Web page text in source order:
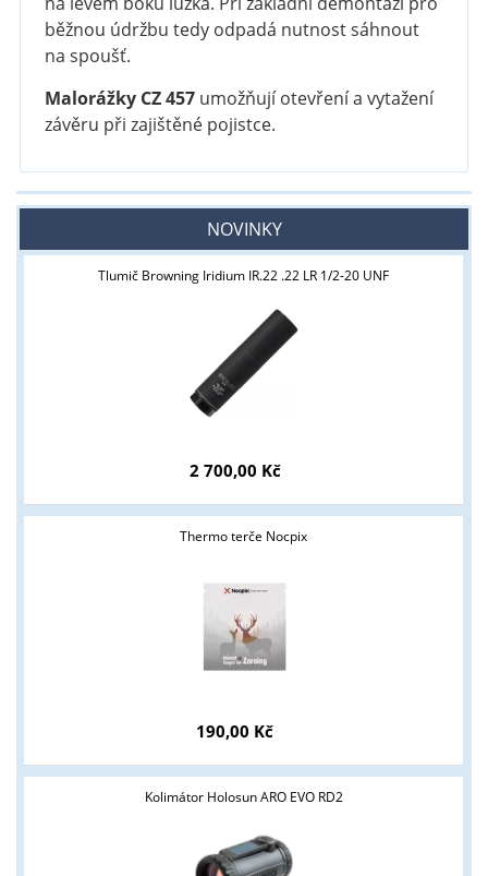
běžnou údržbu tedy odpadá nutnost sáhnout
na spoušť.
Malorážky CZ 457umožňují otevření a vytažení
závěru při zajištěné pojistce.
NOVINKY
Tlumič Browning Iridium IR.22 .22 LR 1/2-20 UNF
2 700,00 Kč
Thermo terče Nocpix
190,00 Kč
Kolimátor Holosun ARO EVO RD2
Tyto stránky jsou určeny pouze odborné veřejnosti od 18 let a
podnikatelům v oblasti zbraně a střelivo. Splňujete tyto
podmínky?
ANO NE